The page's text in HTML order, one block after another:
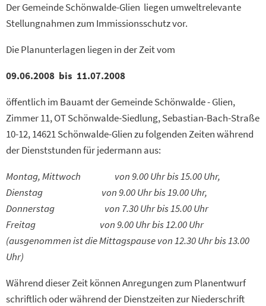
Der Gemeinde Schönwalde-Glien liegen umweltrelevante
Stellungnahmen zum Immissionsschutz vor.
Die Planunterlagen liegen in der Zeit vom
09.06.2008 bis 11.07.2008
öffentlich im Bauamt der Gemeinde Schönwalde - Glien,
Zimmer 11, OT Schönwalde-Siedlung, Sebastian-Bach-Straße
10-12, 14621 Schönwalde-Glien zu folgenden Zeiten während
der Dienststunden für jedermann aus:
Montag, Mittwoch von 9.00 Uhr bis 15.00 Uhr,
Dienstag von 9.00 Uhr bis 19.00 Uhr,
Donnerstag von 7.30 Uhr bis 15.00 Uhr
Freitag von 9.00 Uhr bis 12.00 Uhr
(ausgenommen ist die Mittagspause von 12.30 Uhr bis 13.00
Uhr)
Während dieser Zeit können Anregungen zum Planentwurf
schriftlich oder während der Dienstzeiten zur Niederschrift